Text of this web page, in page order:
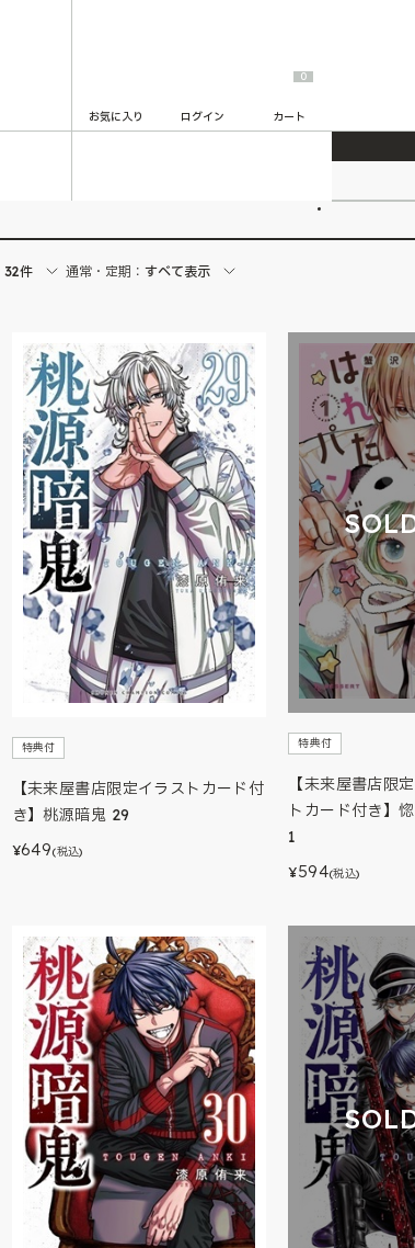
2026/
お気に入り ログイン
0
カート
32件 通常・定期： すべて表示
特典付
【未来屋書店限定イラストカード付
き】桃源暗鬼 29
¥649(税込)
特典付
【未来屋書店限
トカード付き】
1
¥594(税込)